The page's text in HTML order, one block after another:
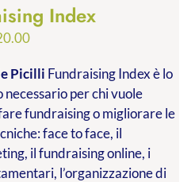
Index
Fascia
prezzo:
da
€9.99
a
€20.00
Picilli Fundraising Index è lo
per chi vuole
fundraising o migliorare le
face to face, il
il fundraising online, i
l’organizzazione di